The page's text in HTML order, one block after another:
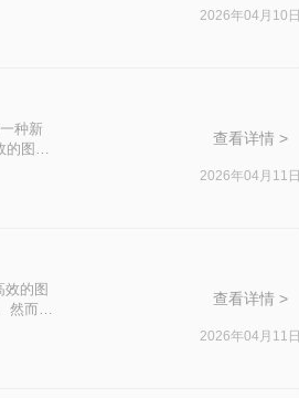
2026年04月10日
种新
的图像
照片
查看详情 >
2026年04月11日
的图
然而，
的
查看详情 >
2026年04月11日